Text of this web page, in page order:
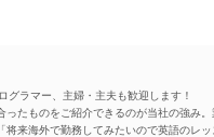
グラマー、主婦・主夫も歓迎します！
ったものをご紹介できるのが当社の強み
来海外で勤務してみたいので英語のレ